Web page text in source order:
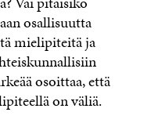
osallisuutta
mielipiteitä ja
osoittaa, että
on väliä.